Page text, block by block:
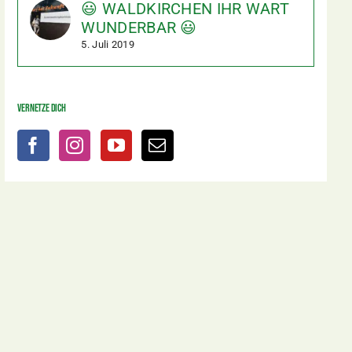
😃 WALDKIRCHEN IHR WART
WUNDERBAR 😃
5. Juli 2019
Vernetze dich